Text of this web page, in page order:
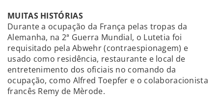
MUITAS HISTÓRIAS
Durante a ocupação da França pelas tropas da
Alemanha, na 2ª Guerra Mundial, o Lutetia foi
requisitado pela Abwehr (contraespionagem) e
usado como residência, restaurante e local de
entretenimento dos oficiais no comando da
ocupação, como Alfred Toepfer e o colaboracionista
francês Remy de Mèrode.